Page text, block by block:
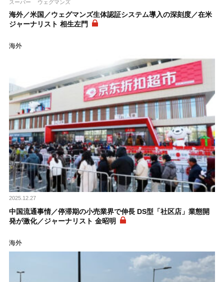
スーパー ウェグマンズ
海外／米国／ウェグマンズ生体認証システム導入の深刻度／在米
ジャーナリスト 相生左門
海外
2025.12.27
中国流通事情／停滞期の小売業界で伸長 DS型「社区店」業態開
発が激化／ジャーナリスト 金昭明
海外